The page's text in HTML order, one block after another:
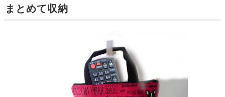
まとめて収納